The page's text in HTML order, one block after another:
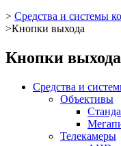
> Средства и системы
>Кнопки выхода
Кнопки выхода
Средства и
Объективы
Телекамеры